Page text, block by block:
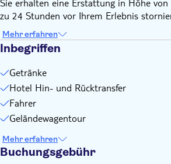
Sie erhalten eine Erstattung in Höhe von
zu 24 Stunden vor Ihrem Erlebnis
Mehr erfahren
Inbegriffen
Getränke
Hotel Hin- und Rücktransfer
Fahrer
Geländewagentour
Mehr erfahren
Buchungsgebühr